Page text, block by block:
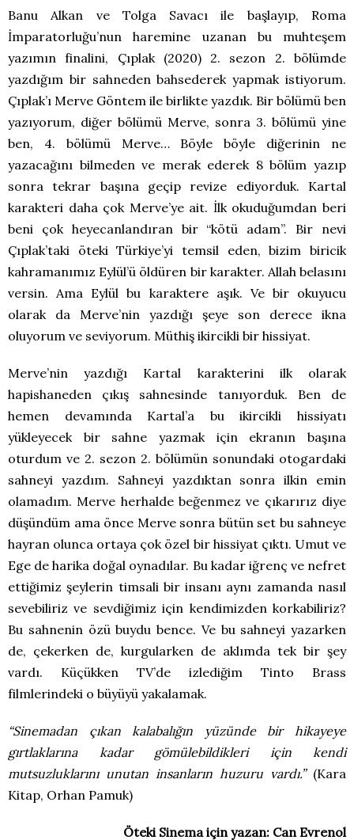
Banu Alkan ve Tolga Savacı ile başlayıp, Roma
İmparatorluğu’nun haremine uzanan bu muhteşem
yazımın finalini, Çıplak (2020) 2. sezon 2. bölümde
yazdığım bir sahneden bahsederek yapmak istiyorum.
Çıplak’ı Merve Göntem ile birlikte yazdık. Bir bölümü ben
yazıyorum, diğer bölümü Merve, sonra 3. bölümü yine
ben, 4. bölümü Merve… Böyle böyle diğerinin ne
yazacağını bilmeden ve merak ederek 8 bölüm yazıp
sonra tekrar başına geçip revize ediyorduk. Kartal
karakteri daha çok Merve’ye ait. İlk okuduğumdan beri
beni çok heyecanlandıran bir “kötü adam”. Bir nevi
Çıplak’taki öteki Türkiye’yi temsil eden, bizim biricik
kahramanımız Eylül’ü öldüren bir karakter. Allah belasını
versin. Ama Eylül bu karaktere aşık. Ve bir okuyucu
olarak da Merve’nin yazdığı şeye son derece ikna
oluyorum ve seviyorum. Müthiş ikircikli bir hissiyat.
Merve’nin yazdığı Kartal karakterini ilk olarak
hapishaneden çıkış sahnesinde tanıyorduk. Ben de
hemen devamında Kartal’a bu ikircikli hissiyatı
yükleyecek bir sahne yazmak için ekranın başına
oturdum ve 2. sezon 2. bölümün sonundaki otogardaki
sahneyi yazdım. Sahneyi yazdıktan sonra ilkin emin
olamadım. Merve herhalde beğenmez ve çıkarırız diye
düşündüm ama önce Merve sonra bütün set bu sahneye
hayran olunca ortaya çok özel bir hissiyat çıktı. Umut ve
Ege de harika doğal oynadılar. Bu kadar iğrenç ve nefret
ettiğimiz şeylerin timsali bir insanı aynı zamanda nasıl
sevebiliriz ve sevdiğimiz için kendimizden korkabiliriz?
Bu sahnenin özü buydu bence. Ve bu sahneyi yazarken
de, çekerken de, kurgularken de aklımda tek bir şey
vardı. Küçükken TV’de izlediğim Tinto Brass
filmlerindeki o büyüyü yakalamak.
“Sinemadan çıkan kalabalığın yüzünde bir hikayeye
gırtlaklarına kadar gömülebildikleri için kendi
mutsuzluklarını unutan insanların huzuru vardı.”(Kara
Kitap, Orhan Pamuk)
Öteki Sinema için yazan: Can Evrenol